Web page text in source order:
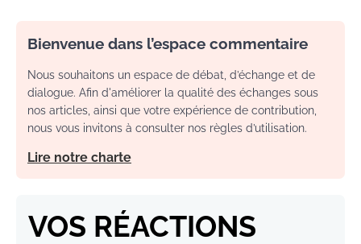
Bienvenue dans l’espace commentaire
Nous souhaitons un espace de débat, d’échange et de
dialogue. Afin d'améliorer la qualité des échanges sous
nos articles, ainsi que votre expérience de contribution,
nous vous invitons à consulter nos règles d’utilisation.
Lire notre charte
VOS RÉACTIONS